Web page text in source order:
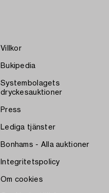
Villkor
Bukipedia
Systembolagets
dryckesauktioner
Press
Lediga tjänster
Bonhams - Alla auktioner
Integritetspolicy
Om cookies